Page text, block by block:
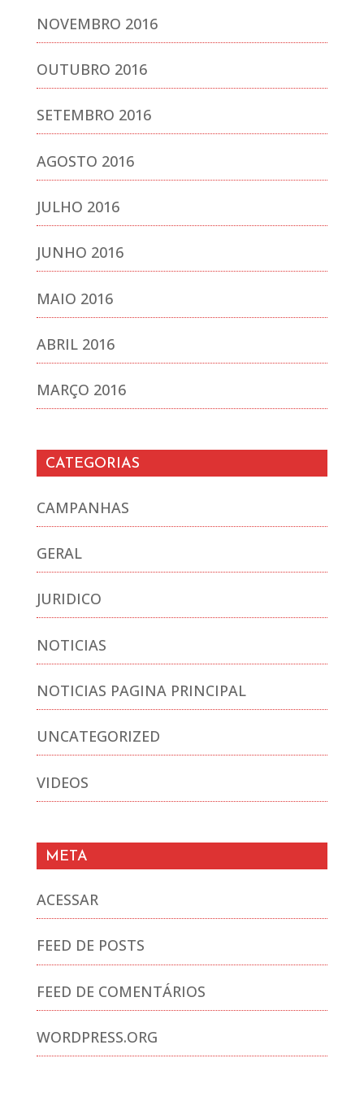
NOVEMBRO 2016
OUTUBRO 2016
SETEMBRO 2016
AGOSTO 2016
JULHO 2016
JUNHO 2016
MAIO 2016
ABRIL 2016
MARÇO 2016
CATEGORIAS
CAMPANHAS
GERAL
JURIDICO
NOTICIAS
NOTICIAS PAGINA PRINCIPAL
UNCATEGORIZED
VIDEOS
META
ACESSAR
FEED DE POSTS
FEED DE COMENTÁRIOS
WORDPRESS.ORG